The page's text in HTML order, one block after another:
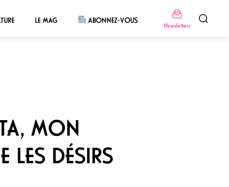
LE MAG ABONNEZ-VOUS
Newsletters
MON
LES DÉSIRS